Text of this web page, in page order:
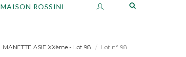
MAISON ROSSINI
MANETTE ASIE XXème - Lot 98 Lot n° 98